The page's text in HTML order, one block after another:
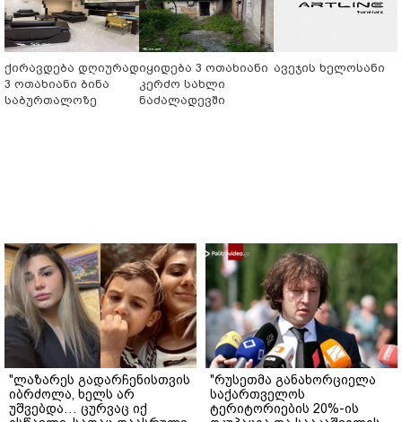
ქირავდება დღიურად
3 ოთახიანი ბინა
საბურთალოზე
იყიდება 3 ოთახიანი
კერძო სახლი
ნაძალადევში
ავეჯის ხელოსანი
"ლაზარეს გადარჩენისთვის
იბრძოლა, ხელს არ
უშვებდა… ცურვაც იქ
"რუსეთმა განახორციელა
საქართველოს
ტერიტორიების 20%-ის